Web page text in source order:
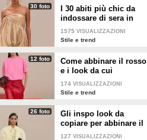
30 foto
I 30 abiti più chic da
indossare di sera in
estate
1575 VISUALIZZAZIONI
Stile e trend
12 foto
Come abbinare il rosso
e i look da cui
prendere ispirazione
174 VISUALIZZAZIONI
Stile e trend
26 foto
Gli inspo look da
copiare per abbinare il
giallo
127 VISUALIZZAZIONI